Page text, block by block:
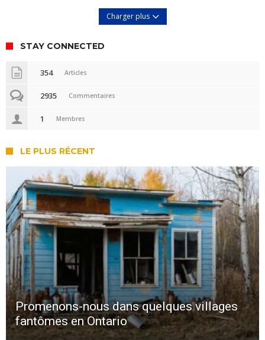
Charger plus
STAY CONNECTED
354 Articles
2935 Commentaires
1 Membres
LE PLUS RÉCENT
Promenons-nous dans quelques villages
fantômes en Ontario